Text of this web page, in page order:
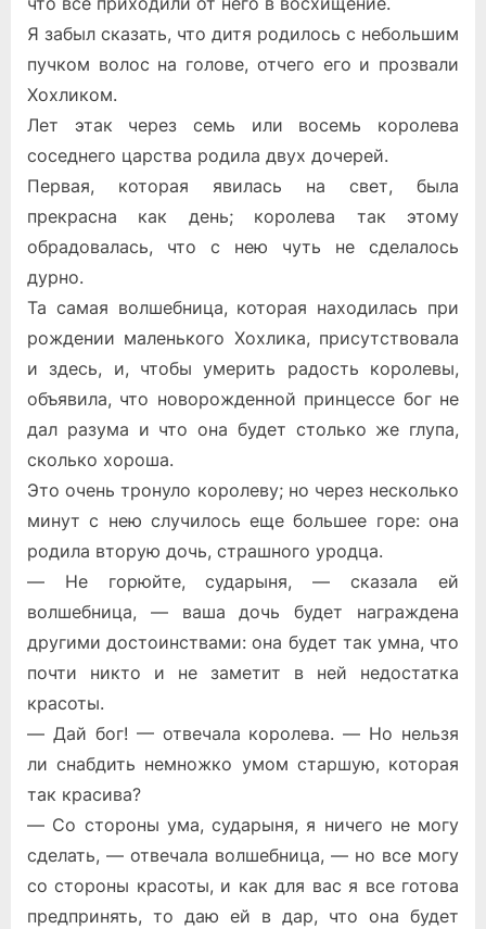
Я забыл сказать, что дитя родилось с небольшим
пучком волос на голове, отчего его и прозвали
Хохликом.
Лет этак через семь или восемь королева
соседнего царства родила двух дочерей.
Первая, которая явилась на свет, была
прекрасна как день; королева так этому
обрадовалась, что с нею чуть не сделалось
дурно.
Та самая волшебница, которая находилась при
рождении маленького Хохлика, присутствовала
и здесь, и, чтобы умерить радость королевы,
объявила, что новорожденной принцессе бог не
дал разума и что она будет столько же глупа,
сколько хороша.
Это очень тронуло королеву; но через несколько
минут с нею случилось еще большее горе: она
родила вторую дочь, страшного уродца.
— Не горюйте, сударыня, — сказала ей
волшебница, — ваша дочь будет награждена
другими достоинствами: она будет так умна, что
почти никто и не заметит в ней недостатка
красоты.
— Дай бог! — отвечала королева. — Но нельзя
ли снабдить немножко умом старшую, которая
так красива?
— Со стороны ума, сударыня, я ничего не могу
сделать, — отвечала волшебница, — но все могу
со стороны красоты, и как для вас я все готова
предпринять, то даю ей в дар, что она будет